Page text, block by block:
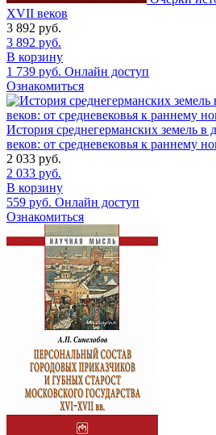
XVII веков
3 892 руб.
3 892 руб.
В корзину
1 739 руб. Онлайн доступ
Ознакомиться
История среднегерманских земель
веков: от средневековья к раннему
2 033 руб.
2 033 руб.
В корзину
559 руб. Онлайн доступ
Ознакомиться